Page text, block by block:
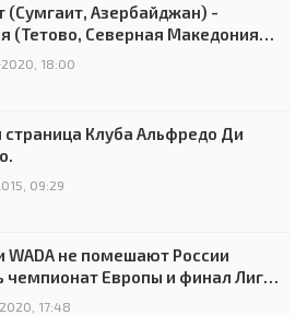
(Сумгаит, Азербайджан) -
(Тетово, Северная Македония) -
18:00
страница Клуба Альфредо Ди
09:29
WADA не помешают России
чемпионат Европы и финал Лиги
17:48